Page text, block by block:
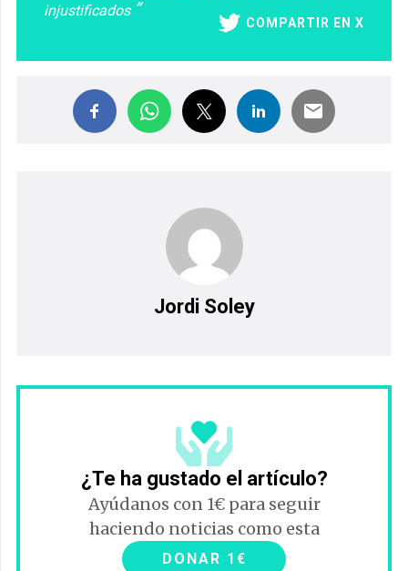
injustificados
COMPARTIR EN X
Jordi Soley
¿Te ha gustado el artículo?
Ayúdanos con 1€ para seguir
haciendo noticias como esta
DONAR 1€